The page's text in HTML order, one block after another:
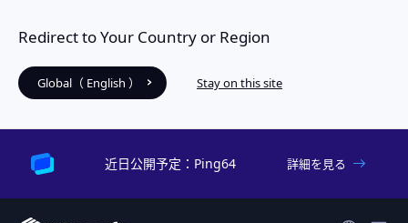
Redirect to Your Country or Region
Global（ English ） Stay on this site
近日公開予定：Ping64 詳細を見る